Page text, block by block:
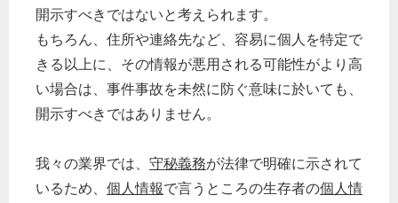
開示すべきではないと考えられます。
もちろん、住所や連絡先など、容易に個人を特定で
きる以上に、その情報が悪用される可能性がより高
い場合は、事件事故を未然に防ぐ意味に於いても、
開示すべきではありません。
我々の業界では、 守秘義務が法律で明確に示されて
いるため、 個人情報で言うところの生存者の個人情